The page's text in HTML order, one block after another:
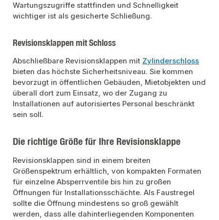
Wartungszugriffe stattfinden und Schnelligkeit
wichtiger ist als gesicherte Schließung.
Revisionsklappen mit Schloss
Abschließbare Revisionsklappen mit Zylinderschloss
bieten das höchste Sicherheitsniveau. Sie kommen
bevorzugt in öffentlichen Gebäuden, Mietobjekten und
überall dort zum Einsatz, wo der Zugang zu
Installationen auf autorisiertes Personal beschränkt
sein soll.
Die richtige Größe für Ihre Revisionsklappe
Revisionsklappen sind in einem breiten
Größenspektrum erhältlich, von kompakten Formaten
für einzelne Absperrventile bis hin zu großen
Öffnungen für Installationsschächte. Als Faustregel
sollte die Öffnung mindestens so groß gewählt
werden, dass alle dahinterliegenden Komponenten